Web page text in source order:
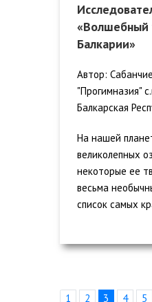
«Волшебный
Балкарии»
Автор:
"Прогимназия"
Балкарская
На нашей
великолепных
некоторые ее
весьма
список самых
1 2 3 4 5